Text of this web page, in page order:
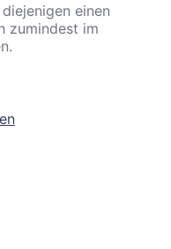
einen
zumindest im